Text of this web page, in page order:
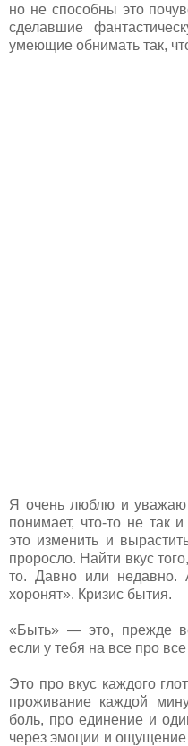
но не способны это
сделавшие
умеющие обнимать так,
Я очень люблю и уважаю
понимает, что-то не так
это изменить и
проросло. Найти вкус
то. Давно или
хоронят». Кризис бытия.
«Быть» — это, прежде
если у тебя на все про
Это про вкус каждого
проживание каждой
боль, про единение и
через эмоции и